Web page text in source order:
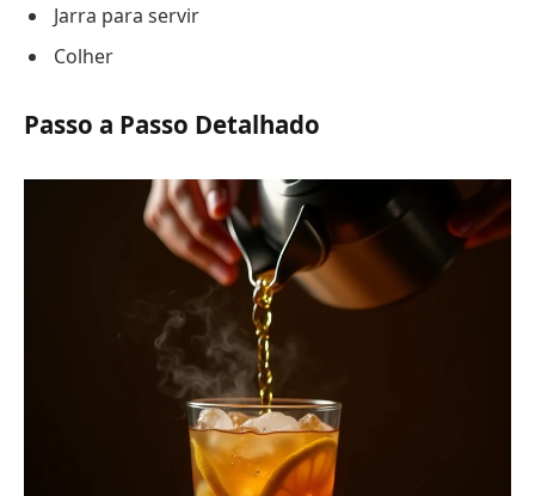
Jarra para servir
Colher
Passo a Passo Detalhado